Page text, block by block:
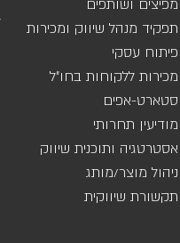
מפיצים ושותפים
תפקיד מנהל שיווק ומכירות
פיתוח עסקי
מכירות ללקוחות בחו"ל
סטארט-אפים
מודיעין תחרותי
אסטרטגיה ותוכנית שיווק
ניהול מוצר/מותג
תקשורת שיווקית